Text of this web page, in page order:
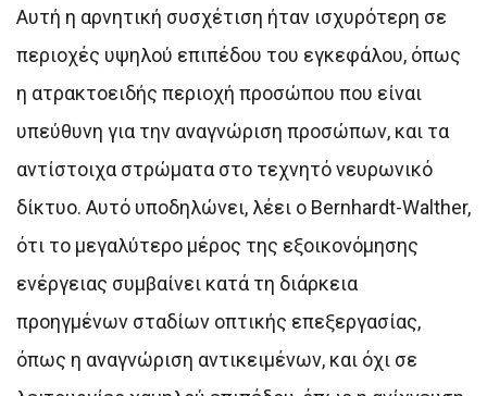
Αυτή η αρνητική συσχέτιση ήταν ισχυρότερη σε
περιοχές υψηλού επιπέδου του εγκεφάλου, όπως
η ατρακτοειδής περιοχή προσώπου που είναι
υπεύθυνη για την αναγνώριση προσώπων, και τα
αντίστοιχα στρώματα στο τεχνητό νευρωνικό
δίκτυο. Αυτό υποδηλώνει, λέει ο Bernhardt-Walther,
ότι το μεγαλύτερο μέρος της εξοικονόμησης
ενέργειας συμβαίνει κατά τη διάρκεια
προηγμένων σταδίων οπτικής επεξεργασίας,
όπως η αναγνώριση αντικειμένων, και όχι σε